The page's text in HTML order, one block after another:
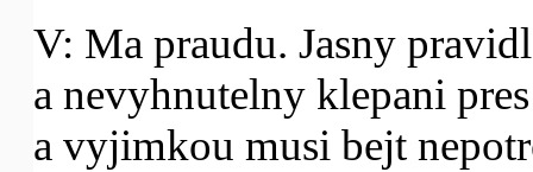
V: Ma praudu. Jasny
a nevyhnutelny klepani
a vyjimkou musi bejt